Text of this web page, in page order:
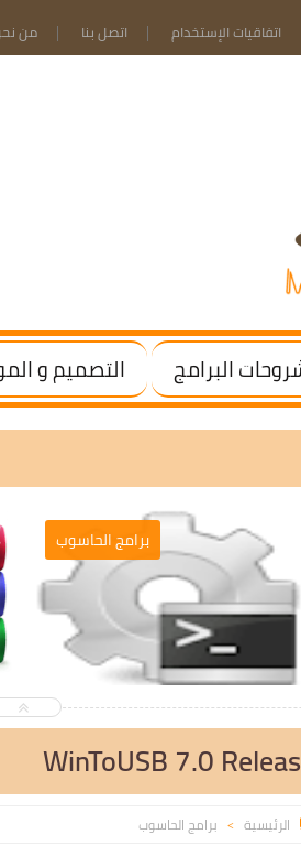
اتفاقيات الإستخدام اتصل بنا من
البرامج التصميم و
التصميم والمونطاج
WinToUSB 7.0
الرئيسية > برامج الحاسوب